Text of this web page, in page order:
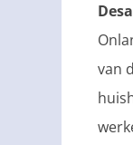
van